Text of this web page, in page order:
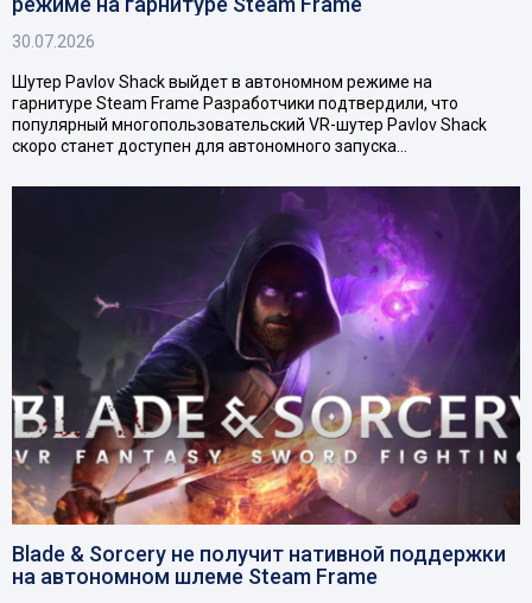
30.07.2026
Шутер Pavlov Shack выйдет в автономном режиме на
гарнитуре Steam Frame Разработчики подтвердили, что
популярный многопользовательский VR-шутер Pavlov Shack
скоро станет доступен для автономного запуска…
Blade & Sorcery не получит нативной поддержки
на автономном шлеме Steam Frame